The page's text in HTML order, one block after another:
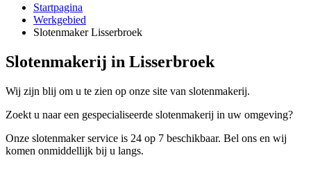
Startpagina
Werkgebied
Slotenmaker Lisserbroek
Slotenmakerij in Lisserbroek
Wij zijn blij om u te zien op onze site van slotenmakerij.
Zoekt u naar een gespecialiseerde slotenmakerij in uw omgeving?
Onze slotenmaker service is 24 op 7 beschikbaar. Bel ons en wij
komen onmiddellijk bij u langs.